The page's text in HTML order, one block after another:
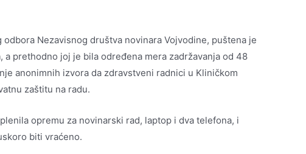
odbora Nezavisnog društva novinara Vojvodine, puštena je
a prethodno joj je bila određena mera zadržavanja od 48
anonimnih izvora da zdravstveni radnici u Kliničkom
zaštitu na radu.
opremu za novinarski rad, laptop i dva telefona, i
biti vraćeno.